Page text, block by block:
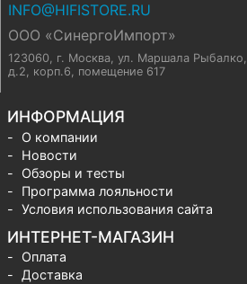
INFO@HIFISTORE.RU
ООО «СинергоИмпорт»
123060, г. Москва, ул. Маршала Рыбалко,
д.2, корп.6, помещение 617
ИНФОРМАЦИЯ
О компании
Новости
Обзоры и тесты
Программа лояльности
Условия использования сайта
ИНТЕРНЕТ-МАГАЗИН
Оплата
Доставка